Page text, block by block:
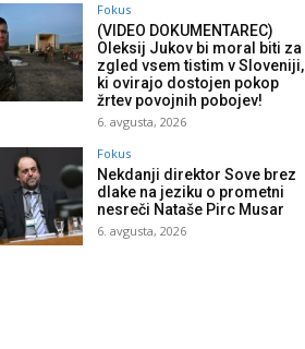
Fokus
(VIDEO DOKUMENTAREC)
Oleksij Jukov bi moral biti za
zgled vsem tistim v Sloveniji,
ki ovirajo dostojen pokop
žrtev povojnih pobojev!
6. avgusta, 2026
Fokus
Nekdanji direktor Sove brez
dlake na jeziku o prometni
nesreči Nataše Pirc Musar
6. avgusta, 2026